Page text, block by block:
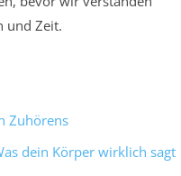
und Zeit.
Zuhörens
dein Körper wirklich sagt